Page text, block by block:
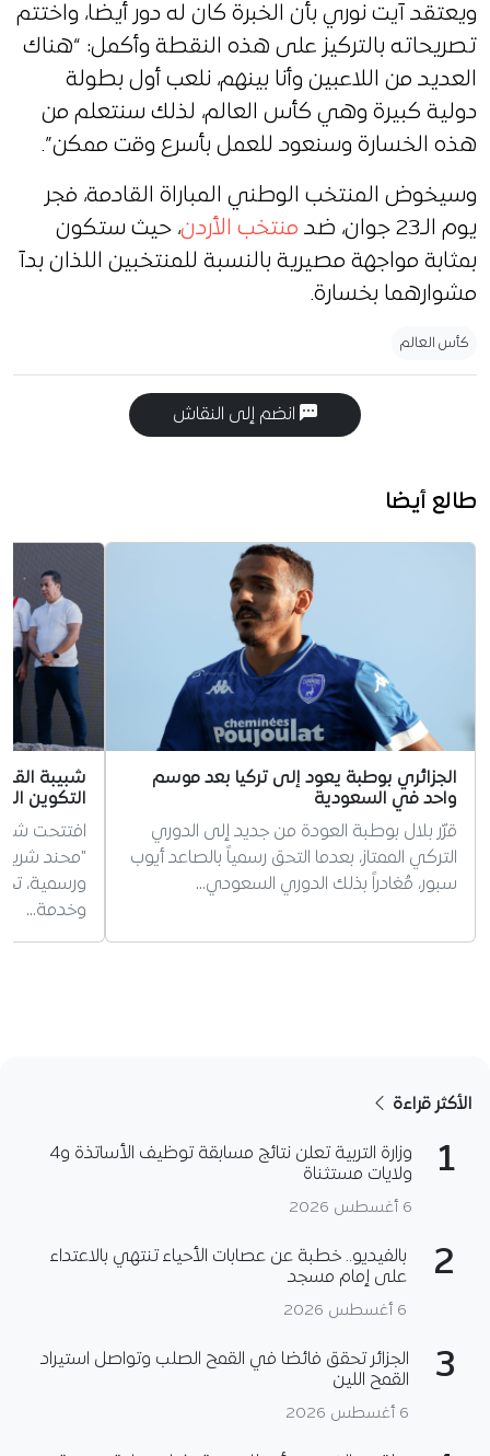
ويعتقد آيت نوري بأن الخبرة كان له دور أيضا، واختتم
تصريحاته بالتركيز على هذه النقطة وأكمل: “هناك
العديد من اللاعبين وأنا بينهم، نلعب أول بطولة
دولية كبيرة وهي كأس العالم، لذلك سنتعلم من
هذه الخسارة وسنعود للعمل بأسرع وقت ممكن”.
وسيخوض المنتخب الوطني المباراة القادمة، فجر
يوم الـ23 جوان، ضد
منتخب الأردن، حيث ستكون
بمثابة مواجهة مصيرية بالنسبة للمنتخبين اللذان بدآ
مشوارهما بخسارة.
كأس العالم
انضم إلى النقاش
طالع أيضا
الجزائري بوطبة يعود إلى تركيا بعد موسم
واحد في السعودية
قرّر بلال بوطبة العودة من جديد إلى الدوري
التركي الممتاز، بعدما التحق رسمياً بالصاعد أيوب
سبور، مُغادراً بذلك الدوري السعودي…
شبيبة
التكوين
افتتحت
"محند
ورسمية،
وخدمة…
الأكثر قراءة
1
وزارة التربية تعلن نتائج مسابقة توظيف الأساتذة و4
ولايات مستثناة
6 أغسطس 2026
2
بالفيديو.. خطبة عن عصابات الأحياء تنتهي بالاعتداء
على إمام مسجد
6 أغسطس 2026
3
الجزائر تحقق فائضا في القمح الصلب وتواصل استيراد
القمح اللين
6 أغسطس 2026